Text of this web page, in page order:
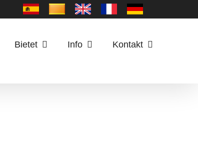
Bietet Info Kontakt